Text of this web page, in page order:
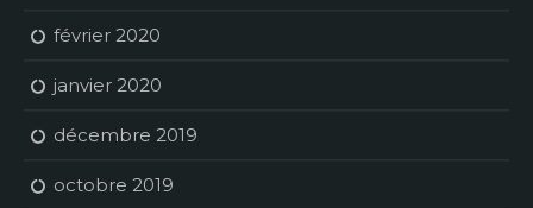
février 2020
janvier 2020
décembre 2019
octobre 2019